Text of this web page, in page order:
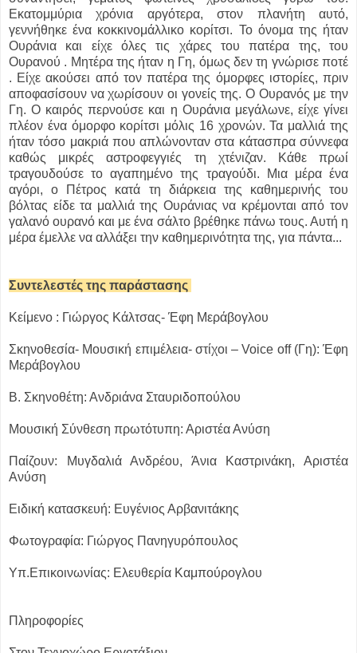
Εκατομμύρια χρόνια αργότερα, στον πλανήτη αυτό,
γεννήθηκε ένα κοκκινομάλλικο κορίτσι. Το όνομα της ήταν
Ουράνια και είχε όλες τις χάρες του πατέρα της, του
Ουρανού . Μητέρα της ήταν η Γη, όμως δεν τη γνώρισε ποτέ
. Είχε ακούσει από τον πατέρα της όμορφες ιστορίες, πριν
αποφασίσουν να χωρίσουν οι γονείς της. Ο Ουρανός με την
Γη. Ο καιρός περνούσε και η Ουράνια μεγάλωνε, είχε γίνει
πλέον ένα όμορφο κορίτσι μόλις 16 χρονών. Τα μαλλιά της
ήταν τόσο μακριά που απλώνονταν στα κάτασπρα σύννεφα
καθώς μικρές αστροφεγγιές τη χτένιζαν. Κάθε πρωί
τραγουδούσε το αγαπημένο της τραγούδι. Μια μέρα ένα
αγόρι, ο Πέτρος κατά τη διάρκεια της καθημερινής του
βόλτας είδε τα μαλλιά της Ουράνιας να κρέμονται από τον
γαλανό ουρανό και με ένα σάλτο βρέθηκε πάνω τους. Αυτή η
μέρα έμελλε να αλλάξει την καθημερινότητα της, για πάντα...
Συντελεστές της παράστασης
Κείμενο : Γιώργος Κάλτσας- Έφη Μεράβογλου
Σκηνοθεσία- Μουσική επιμέλεια- στίχοι – Voice off (Γη): Έφη
Μεράβογλου
Β. Σκηνοθέτη: Ανδριάνα Σταυριδοπούλου
Μουσική Σύνθεση πρωτότυπη: Αριστέα Ανύση
Παίζουν: Μυγδαλιά Ανδρέου, Άνια Καστρινάκη, Αριστέα
Ανύση
Ειδική κατασκευή: Ευγένιος Αρβανιτάκης
Φωτογραφία: Γιώργος Πανηγυρόπουλος
Υπ.Επικοινωνίας: Ελευθερία Καμπούρογλου
Πληροφορίες